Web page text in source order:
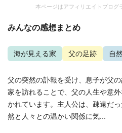
本ページはアフィリエイトプログ
みんなの感想まとめ
海が見える家 父の足跡 自
父の突然の訃報を受け、息子が父
家を訪れることで、父の人生や意
かれています。主人公は、疎遠だ
然と人々との温かい関係に気...